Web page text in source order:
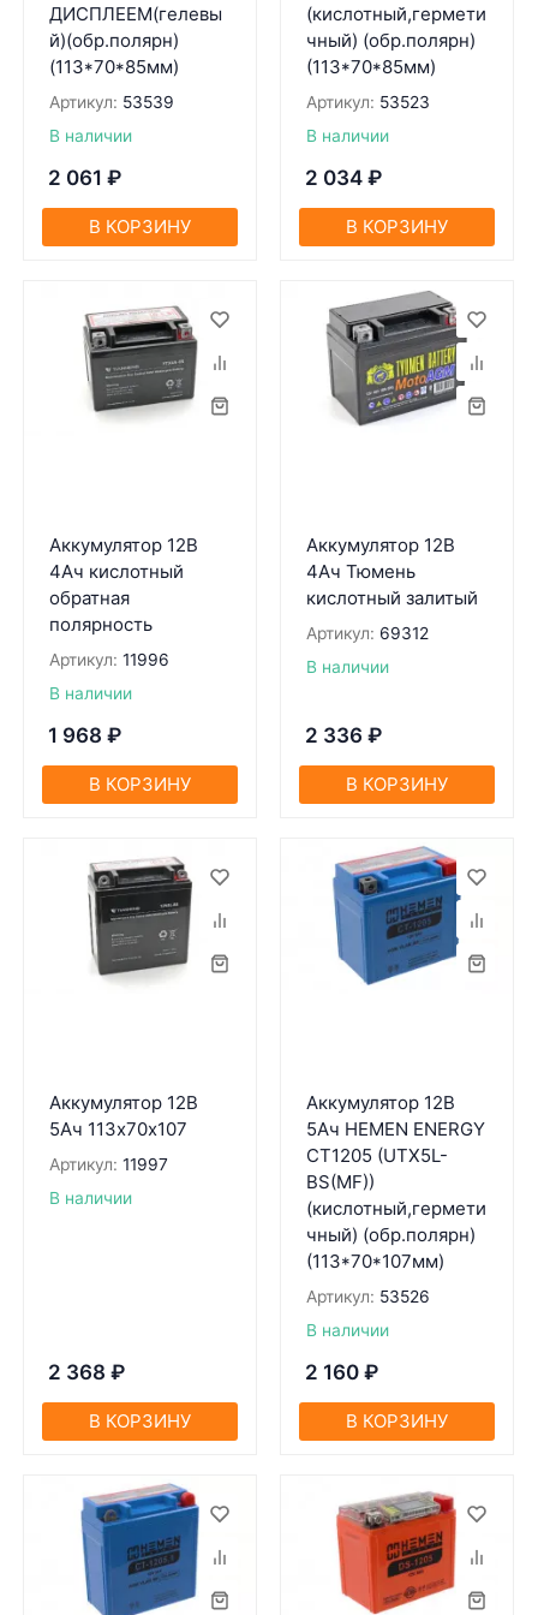
ДИСПЛЕЕМ(гелевы
й)(обр.полярн)
(113*70*85мм)
Артикул: 53539
В наличии
2 061 ₽
В КОРЗИНУ
(кислотный,гермети
чный) (обр.полярн)
(113*70*85мм)
Артикул: 53523
В наличии
2 034 ₽
В КОРЗИНУ
Аккумулятор 12В
4Ач кислотный
обратная
полярность
Артикул: 11996
В наличии
1 968 ₽
В КОРЗИНУ
Аккумулятор 12В
4Ач Тюмень
кислотный залитый
Артикул: 69312
В наличии
2 336 ₽
В КОРЗИНУ
Аккумулятор 12В
5Ач 113х70х107
Артикул: 11997
В наличии
2 368 ₽
В КОРЗИНУ
Аккумулятор 12В
5Ач HEMEN ENERGY
CT1205 (UTX5L-
BS(MF))
(кислотный,гермети
чный) (обр.полярн)
(113*70*107мм)
Артикул: 53526
В наличии
2 160 ₽
В КОРЗИНУ